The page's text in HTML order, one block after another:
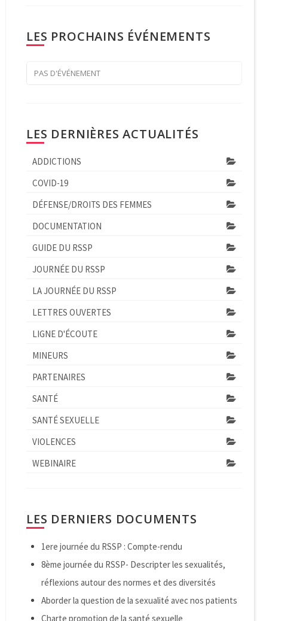
LES PROCHAINS ÉVÉNEMENTS
PAS D'ÉVÉNEMENT
LES DERNIÈRES ACTUALITÉS
ADDICTIONS
COVID-19
DÉFENSE/DROITS DES FEMMES
DOCUMENTATION
GUIDE DU RSSP
JOURNÉE DU RSSP
LA JOURNÉE DU RSSP
LETTRES OUVERTES
LIGNE D'ÉCOUTE
MINEURS
PARTENAIRES
SANTÉ
SANTÉ SEXUELLE
VIOLENCES
WEBINAIRE
LES DERNIERS DOCUMENTS
1ere journée du RSSP : Compte-rendu
8ème journée du RSSP- Descripter les sexualités,
réflexions autour des normes et des diversités
Aborder la question de la sexualité avec nos patients
Charte promotion de la santé sexuelle